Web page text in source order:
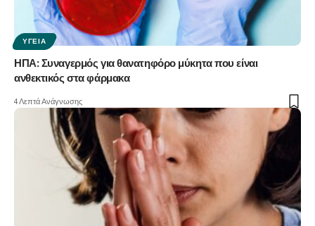
ΥΓΕΊΑ
ΗΠΑ: Συναγερμός για θανατηφόρο μύκητα που είναι
ανθεκτικός στα φάρμακα
4 Λεπτά Ανάγνωσης